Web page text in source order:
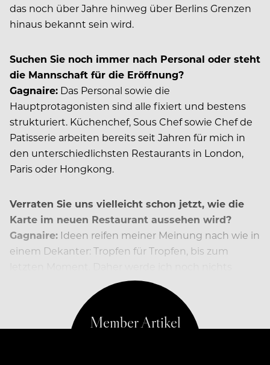
das noch über Jahre hinweg über Berlins Grenzen
hinaus bekannt sein wird.
Suchen Sie noch immer nach Personal oder steht
die Mannschaft für die Eröffnung?
Gagnaire: Das Personal sowie die
Hauptprotagonisten sind alle fixiert und bestens
strukturiert. Küchenchef, Sous Chef sowie Chef de
Patisserie arbeiten bereits seit Jahren für mich in
den unterschiedlichsten Restaurants in London,
Paris oder Hongkong.
Verraten Sie uns vielleicht schon jetzt, wie die
Karte im neuen Restaurant aussehen wird?
Gagnaire: Ideen reifen meiner Meinung nach wie in
einem Dekanter: Tropfen für Tropfen, bis zum
verraten. Ich möchte wie schon gesagt…